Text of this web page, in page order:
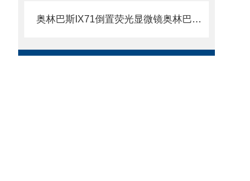
奥林巴斯IX71倒置荧光显微镜奥林巴斯IX71